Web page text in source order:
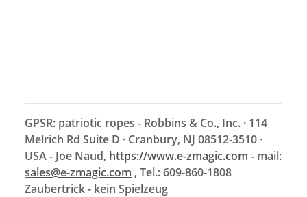
GPSR: patriotic ropes - Robbins & Co., Inc. · 114
Melrich Rd Suite D · Cranbury, NJ 08512-3510 ·
USA - Joe Naud, https://www.e-zmagic.com - mail:
sales@e-zmagic.com , Tel.: 609-860-1808
Zaubertrick - kein Spielzeug